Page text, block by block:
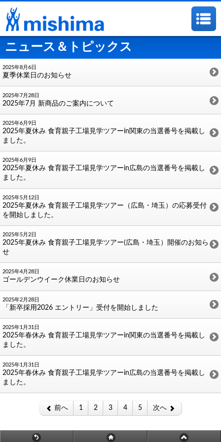
ニュース＆トピックス
2025年8月6日
夏季休業日のお知らせ
2025年7月28日
2025年7月 新商品のご案内について
2025年6月9日
2025年夏休み 食育親子工場見学ツアーin関東の当選番号を掲載し
ました。
2025年6月9日
2025年夏休み 食育親子工場見学ツアーin広島の当選番号を掲載し
ました。
2025年5月12日
2025年夏休み 食育親子工場見学ツアー（広島・埼玉）の応募受付
を開始しました。
2025年5月2日
2025年夏休み 食育親子工場見学ツアー(広島・埼玉）開催のお知ら
せ
2025年4月28日
ゴールデンウイーク休業日のお知らせ
2025年2月28日
「新卒採用2026 エントリー」受付を開始しました
2025年1月31日
2025年春休み 食育親子工場見学ツアーin関東の当選番号を掲載し
ました。
2025年1月31日
2025年春休み 食育親子工場見学ツアーin広島の当選番号を掲載し
ました。
前へ 1 2 3 4 5 次へ